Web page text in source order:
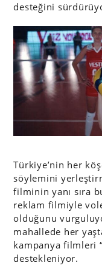
desteğini
Türkiye’nin her
söylemini
filminin yanı sıra
reklam filmiyle
olduğunu
mahallede her
kampanya filmleri
destekleniyor.